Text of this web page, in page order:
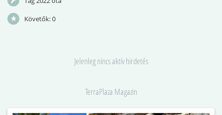
Követők:0
Jelenleg nincs aktív hirdetés
TerraPlaza Magazin